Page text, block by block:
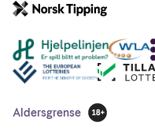
Andre lenker
Aldersgrense
18 år